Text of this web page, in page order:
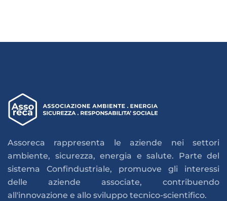
Assoreca rappresenta le aziende nei settori
ambiente, sicurezza, energia e salute. Parte del
sistema Confindustriale, promuove gli interessi
delle aziende associate, contribuendo
all'innovazione e allo sviluppo tecnico-scientifico.